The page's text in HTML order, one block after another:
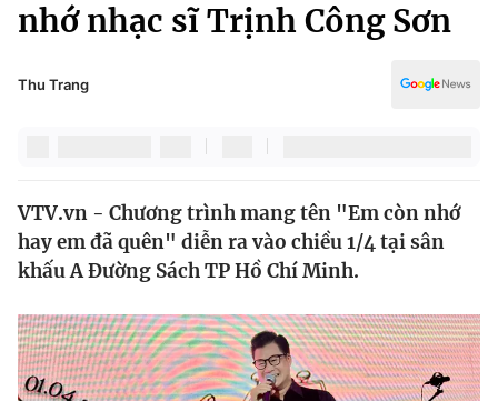
Xã hội
Pháp luật
Thế giới
Tin tức
Thế giới đó đây
Câu chuyện quốc tế
Kinh tế
Tài chính
Thị trường
Dữ liệu và đời sống
Văn hóa - Giải trí
Công nghệ
nhớ nhạc sĩ Trịnh Công Sơn
Thu Trang
VTV.vn - Chương trình mang tên "Em còn nhớ
hay em đã quên" diễn ra vào chiều 1/4 tại sân
khấu A Đường Sách TP Hồ Chí Minh.